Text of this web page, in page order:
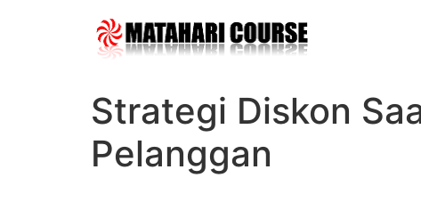
Strategi Diskon
Pelanggan